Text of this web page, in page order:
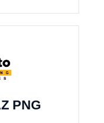
PNG